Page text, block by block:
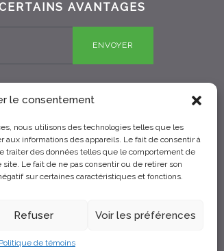
le consentement
nous utilisons des technologies telles que les
informations des appareils. Le fait de consentir à
traiter des données telles que le comportement de
Le fait de ne pas consentir ou de retirer son
sur certaines caractéristiques et fonctions.
Refuser Voir les préférences
Politique de témoins
AVANTAGES
ENVOYER